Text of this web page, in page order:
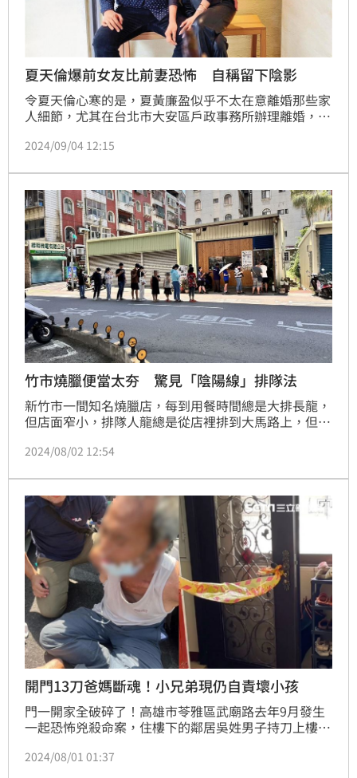
夏天倫爆前女友比前妻恐怖 自稱留下陰影
令夏天倫心寒的是，夏黃廉盈似乎不太在意離婚那些家
人細節，尤其在台北市大安區戶政事務所辦理離婚，公
當時過程，夏天倫嘆：「我無法忘掉廉盈當時裝傻裝聾
2024/09/04 12:15
竹市燒臘便當太夯 驚見「陰陽線」排隊法
新竹市一間知名燒臘店，每到用餐時間總是大排長龍，
但店面窄小，排隊人龍總是從店裡排到大馬路上，但中
「切斷」，躲在一旁高架快速道路下車道上的陰影處，
2024/08/02 12:54
開門13刀爸媽斷魂！小兄弟現仍自責壞小孩
門一開家全破碎了！高雄市苓雅區武廟路去年9月發生
一起恐怖兇殺命案，住樓下的鄰居吳姓男子持刀上樓朝
的小兄弟全程目睹。今(1)日高雄地方法院首次開庭，
2024/08/01 01:37